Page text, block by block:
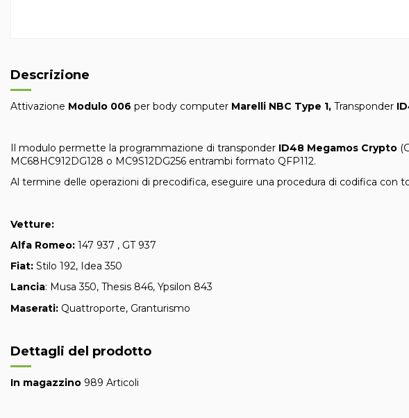
Descrizione
Attivazione Modulo 006 per body computer Marelli NBC Type 1, Transponder
Il modulo permette la programmazione di transponder ID48 Megamos Crypto
MC68HC912DG128 o MC9S12DG256 entrambi formato QFP112.
Al termine delle operazioni di precodifica, eseguire una procedura di codifica con
Vetture:
Alfa Romeo: 147 937 , GT 937
Fiat: Stilo 192, Idea 350
Lancia: Musa 350, Thesis 846, Ypsilon 843
Maserati: Quattroporte, Granturismo
Dettagli del prodotto
In magazzino 989 Articoli